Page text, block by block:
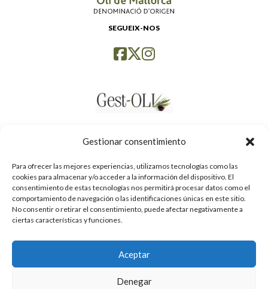
Gestionar consentimiento
Para ofrecer las mejores experiencias, utilizamos tecnologías como las
cookies para almacenar y/o acceder a la información del dispositivo. El
consentimiento de estas tecnologías nos permitirá procesar datos como el
comportamiento de navegación o las identificaciones únicas en este sitio.
No consentir o retirar el consentimiento, puede afectar negativamente a
ciertas características y funciones.
Aceptar
Denegar
SEGUEIX-NOS